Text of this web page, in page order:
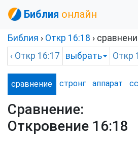
Библия онлайн
Библия › Откр 16:18 ›
‹ Откр 16:17 выбрать Откр
сравнение стронг аппарат
Сравнение:
Откровение 16:18